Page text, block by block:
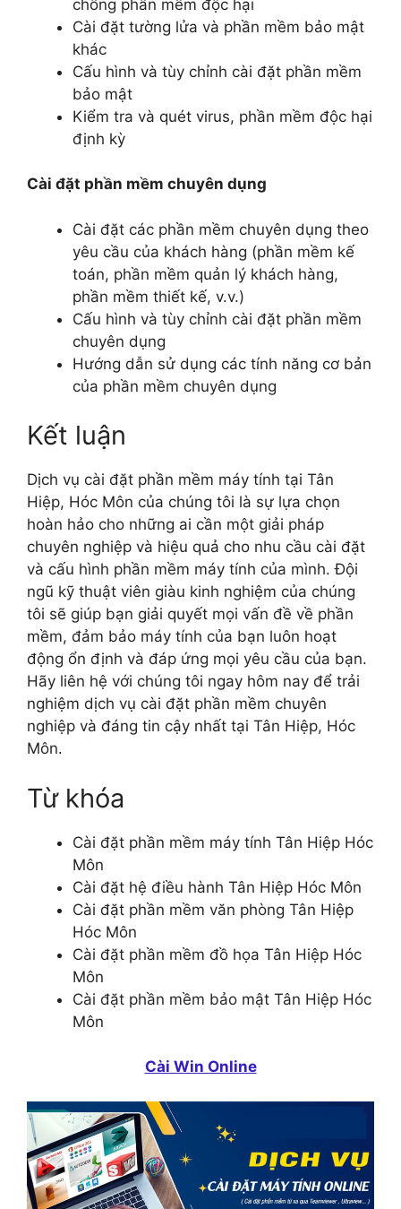
chống phần mềm độc hại
Cài đặt tường lửa và phần mềm bảo mật
khác
Cấu hình và tùy chỉnh cài đặt phần mềm
bảo mật
Kiểm tra và quét virus, phần mềm độc hại
định kỳ
Cài đặt phần mềm chuyên dụng
Cài đặt các phần mềm chuyên dụng theo
yêu cầu của khách hàng (phần mềm kế
toán, phần mềm quản lý khách hàng,
phần mềm thiết kế, v.v.)
Cấu hình và tùy chỉnh cài đặt phần mềm
chuyên dụng
Hướng dẫn sử dụng các tính năng cơ bản
của phần mềm chuyên dụng
Kết luận
Dịch vụ cài đặt phần mềm máy tính tại Tân
Hiệp, Hóc Môn của chúng tôi là sự lựa chọn
hoàn hảo cho những ai cần một giải pháp
chuyên nghiệp và hiệu quả cho nhu cầu cài đặt
và cấu hình phần mềm máy tính của mình. Đội
ngũ kỹ thuật viên giàu kinh nghiệm của chúng
tôi sẽ giúp bạn giải quyết mọi vấn đề về phần
mềm, đảm bảo máy tính của bạn luôn hoạt
động ổn định và đáp ứng mọi yêu cầu của bạn.
Hãy liên hệ với chúng tôi ngay hôm nay để trải
nghiệm dịch vụ cài đặt phần mềm chuyên
nghiệp và đáng tin cậy nhất tại Tân Hiệp, Hóc
Môn.
Từ khóa
Cài đặt phần mềm máy tính Tân Hiệp Hóc
Môn
Cài đặt hệ điều hành Tân Hiệp Hóc Môn
Cài đặt phần mềm văn phòng Tân Hiệp
Hóc Môn
Cài đặt phần mềm đồ họa Tân Hiệp Hóc
Môn
Cài đặt phần mềm bảo mật Tân Hiệp Hóc
Môn
Cài Win Online